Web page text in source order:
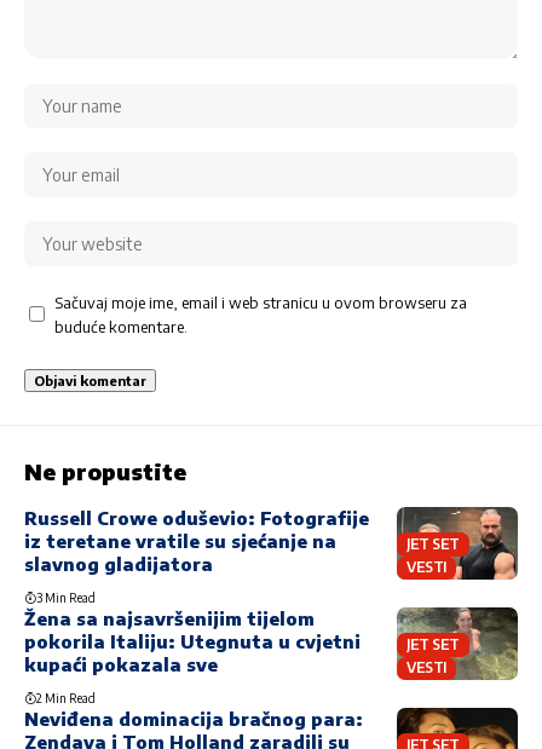
Sačuvaj moje ime, email i web stranicu u ovom browseru za
buduće komentare.
Ne propustite
JET SET
VESTI
Russell Crowe oduševio: Fotografije
iz teretane vratile su sjećanje na
slavnog gladijatora
3 Min Read
JET SET
VESTI
Žena sa najsavršenijim tijelom
pokorila Italiju: Utegnuta u cvjetni
kupaći pokazala sve
2 Min Read
JET SET
Neviđena dominacija bračnog para:
Zendaya i Tom Holland zaradili su